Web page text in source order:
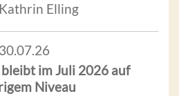
Elling
30.07.26
im Juli 2026 auf
Niveau